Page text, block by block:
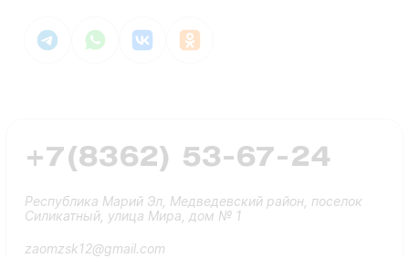
+7(8362) 53-67-24
zaomzsk12@gmail.com
Республика Марий Эл, Медведевский район, поселок
Силикатный, улица Мира, дом № 1